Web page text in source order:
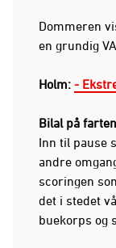
Dommeren
en grundig
Holm: -
Bilal på farten
Inn til pause
andre
scoringen
det i stedet
buekorps og